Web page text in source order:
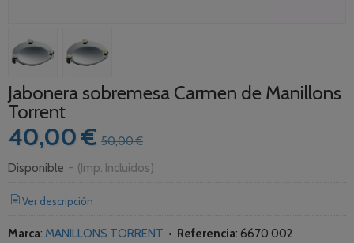
Jabonera sobremesa Carmen de Manillons
Torrent
40,00 € 50,00 €
Disponible - (Imp. Incluidos)
Ver descripción
Marca: MANILLONS TORRENT • Referencia: 6670 002